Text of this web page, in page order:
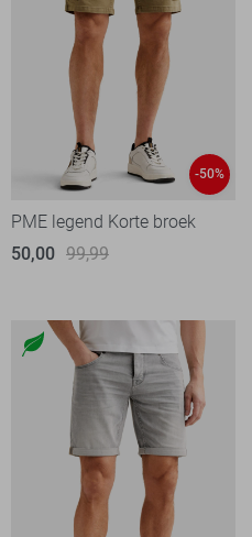
-50%
PME legend Korte broek
50,00 99,99